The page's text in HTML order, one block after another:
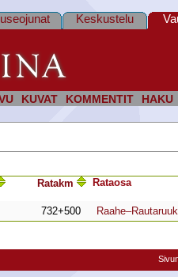
KUVAT KOMMENTIT HAKU
Keskustelu
Ratakm Rata­osa
732+500